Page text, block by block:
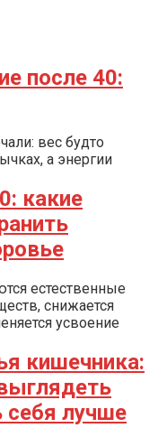
после 40:
вес будто
а энергии
какие
естественные
снижается
усвоение
кишечника:
себя лучше